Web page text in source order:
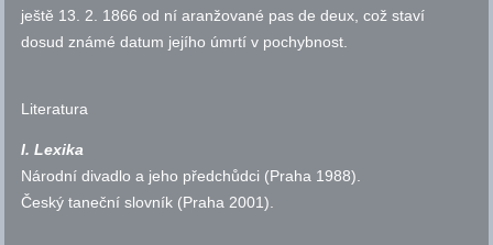
ještě 13. 2. 1866 od ní aranžované pas de deux, což staví
dosud známé datum jejího úmrtí v pochybnost.
Literatura
I. Lexika
Národní divadlo a jeho předchůdci (Praha 1988).
Český taneční slovník (Praha 2001).